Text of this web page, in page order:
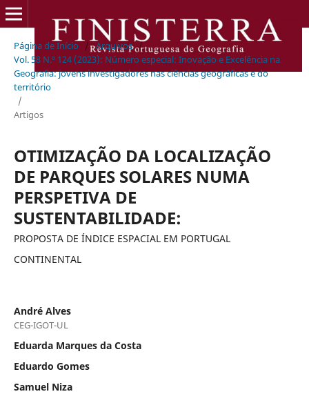
Página de Início / Arquivos /
Vol. 58 N.º 124 (2023): Número especial: Inovação e Excelência na
Geografia: jovens investigadores nas ciências geográficas e do
território
/
Artigos
OTIMIZAÇÃO DA LOCALIZAÇÃO
DE PARQUES SOLARES NUMA
PERSPETIVA DE
SUSTENTABILIDADE:
PROPOSTA DE ÍNDICE ESPACIAL EM PORTUGAL
CONTINENTAL
André Alves
CEG-IGOT-UL
Eduarda Marques da Costa
Eduardo Gomes
Samuel Niza